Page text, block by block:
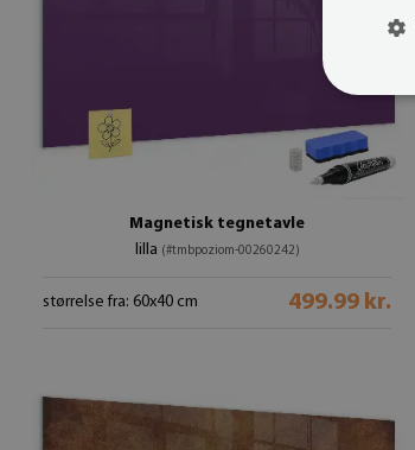
Magnetisk tegnetavle
lilla (#tmbpoziom-00260242)
størrelse fra: 60x40 cm 499.99 kr.